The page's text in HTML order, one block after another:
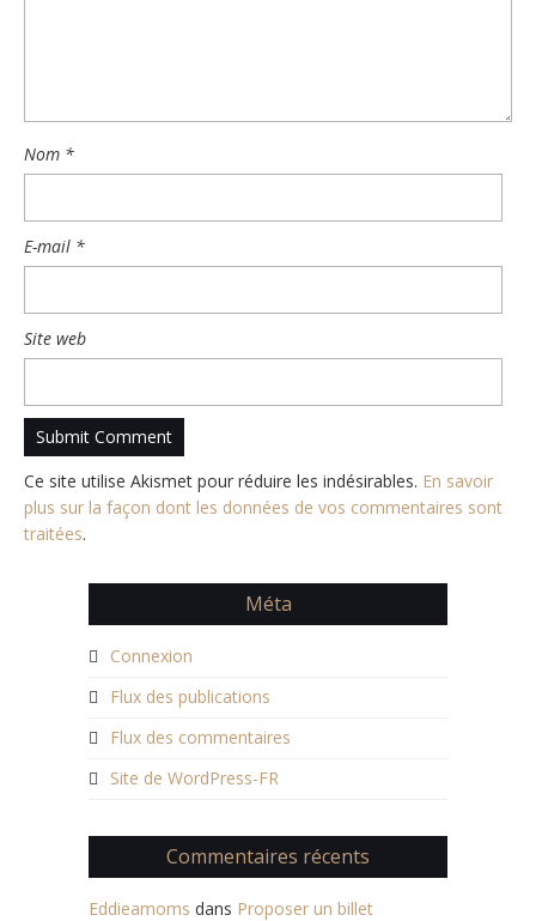
Nom *
E-mail *
Site web
Ce site utilise Akismet pour réduire les indésirables. En savoir
plus sur la façon dont les données de vos commentaires sont
traitées.
Méta
Connexion
Flux des publications
Flux des commentaires
Site de WordPress-FR
Commentaires récents
Eddieamoms dans Proposer un billet